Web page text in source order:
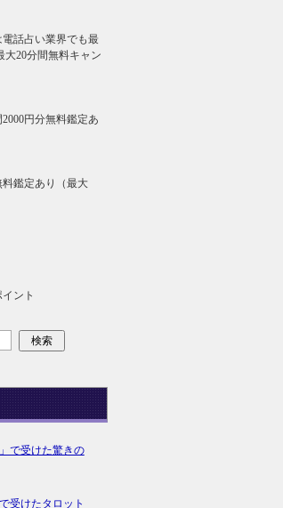
話占い業界でも最
大20分間無料キャン
円分無料鑑定あ
鑑定あり（最大
ント
で受けた驚きの
受けたタロット